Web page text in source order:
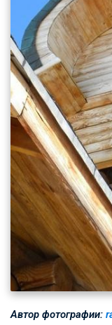
Автор фотографии: